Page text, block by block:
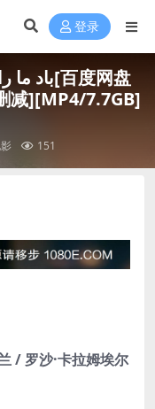
登录
减][MP4/7.7GB]
151
/ 罗沙·卡拉姆埃尔